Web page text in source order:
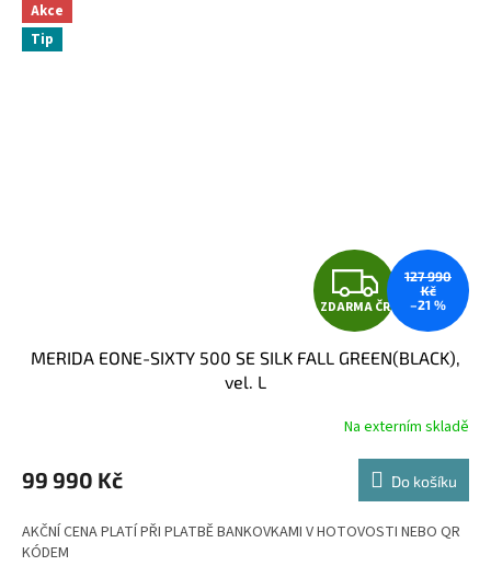
Akce
Tip
Z
D
A
R
M
A
ZDARMA ČR
127 990
Kč
–21 %
MERIDA EONE-SIXTY 500 SE SILK FALL GREEN(BLACK),
vel. L
Na externím skladě
99 990 Kč Do košíku
AKČNÍ CENA PLATÍ PŘI PLATBĚ BANKOVKAMI V HOTOVOSTI NEBO QR
KÓDEM